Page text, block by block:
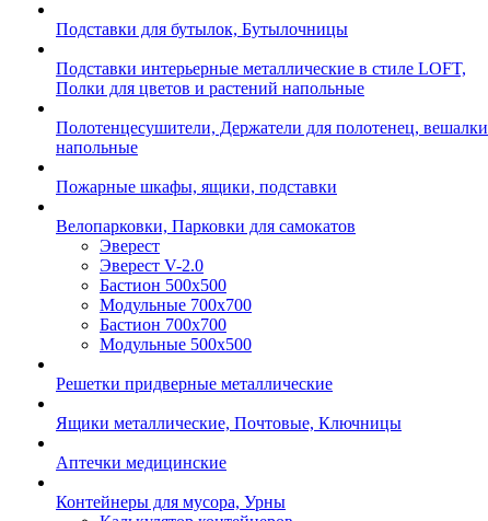
Подставки для бутылок, Бутылочницы
Подставки интерьерные металлические в стиле LOFT,
Полки для цветов и растений напольные
Полотенцесушители, Держатели для полотенец, вешалки
напольные
Пожарные шкафы, ящики, подставки
Велопарковки, Парковки для самокатов
Эверест
Эверест V-2.0
Бастион 500х500
Модульные 700х700
Бастион 700х700
Модульные 500х500
Решетки придверные металлические
Ящики металлические, Почтовые, Ключницы
Аптечки медицинские
Контейнеры для мусора, Урны